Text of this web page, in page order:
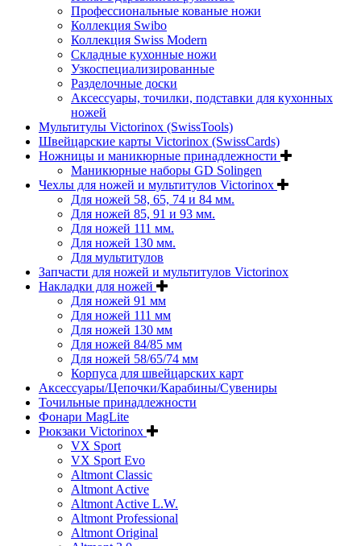
Профессиональные кованые ножи
Коллекция Swibo
Коллекция Swiss Modern
Складные кухонные ножи
Узкоспециализированные
Разделочные доски
Аксессуары, точилки, подставки для кухонных
ножей
Мультитулы Victorinox (SwissTools)
Швейцарские карты Victorinox (SwissCards)
Ножницы и маникюрные принадлежности
Маникюрные наборы GD Solingen
Чехлы для ножей и мультитулов Victorinox
Для ножей 58, 65, 74 и 84 мм.
Для ножей 85, 91 и 93 мм.
Для ножей 111 мм.
Для ножей 130 мм.
Для мультитулов
Запчасти для ножей и мультитулов Victorinox
Накладки для ножей
Для ножей 91 мм
Для ножей 111 мм
Для ножей 130 мм
Для ножей 84/85 мм
Для ножей 58/65/74 мм
Корпуса для швейцарских карт
Аксессуары/Цепочки/Карабины/Сувениры
Точильные принадлежности
Фонари MagLite
Рюкзаки Victorinox
VX Sport
VX Sport Evo
Altmont Classic
Altmont Active
Altmont Active L.W.
Altmont Professional
Altmont Original